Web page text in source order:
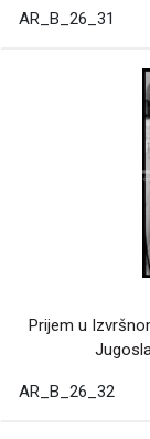
AR_B_26_31
Prijem u
AR_B_26_32